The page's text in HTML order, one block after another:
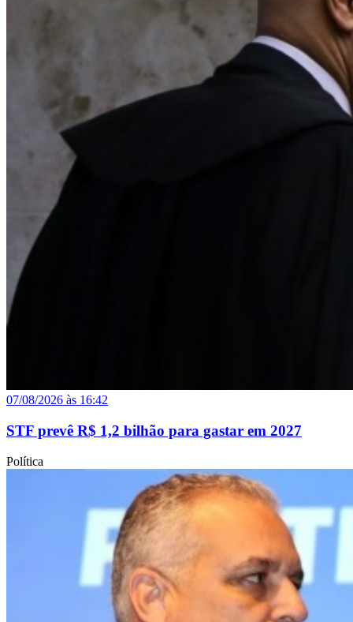
07/08/2026 às 16:42
STF prevê R$ 1,2 bilhão para gastar em 2027
Política